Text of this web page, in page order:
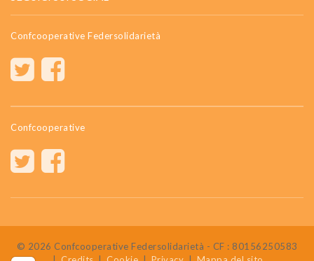
Confcooperative Federsolidarietà
Confcooperative
© 2026 Confcooperative Federsolidarietà - CF : 80156250583